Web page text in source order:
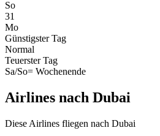
So
31
Mo
Günstigster Tag
Normal
Teuerster Tag
Sa/So= Wochenende
Airlines nach Dubai
Diese Airlines fliegen nach Dubai